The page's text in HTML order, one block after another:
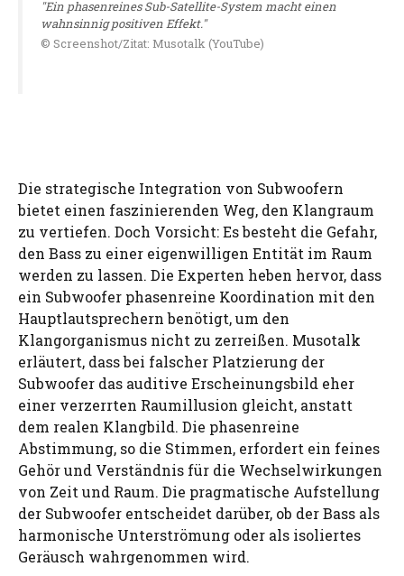
"Ein phasenreines Sub-Satellite-System macht einen
wahnsinnig positiven Effekt."
© Screenshot/Zitat: Musotalk (YouTube)
Die strategische Integration von Subwoofern
bietet einen faszinierenden Weg, den Klangraum
zu vertiefen. Doch Vorsicht: Es besteht die Gefahr,
den Bass zu einer eigenwilligen Entität im Raum
werden zu lassen. Die Experten heben hervor, dass
ein Subwoofer phasenreine Koordination mit den
Hauptlautsprechern benötigt, um den
Klangorganismus nicht zu zerreißen. Musotalk
erläutert, dass bei falscher Platzierung der
Subwoofer das auditive Erscheinungsbild eher
einer verzerrten Raumillusion gleicht, anstatt
dem realen Klangbild. Die phasenreine
Abstimmung, so die Stimmen, erfordert ein feines
Gehör und Verständnis für die Wechselwirkungen
von Zeit und Raum. Die pragmatische Aufstellung
der Subwoofer entscheidet darüber, ob der Bass als
harmonische Unterströmung oder als isoliertes
Geräusch wahrgenommen wird.